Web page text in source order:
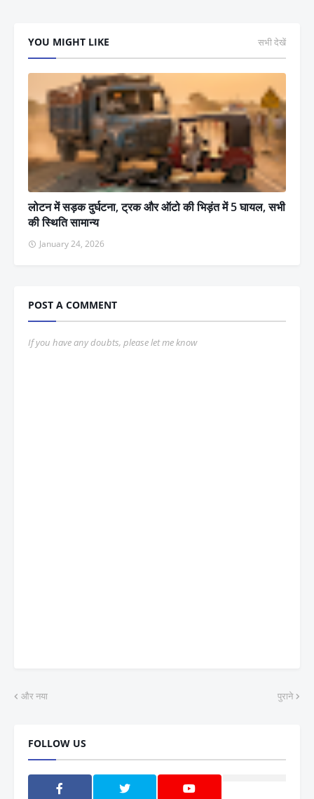
YOU MIGHT LIKE सभी देखें
लोटन में सड़क दुर्घटना, ट्रक और ऑटो की भिड़ंत में 5 घायल, सभी
की स्थिति सामान्य
January 24, 2026
POST A COMMENT
If you have any doubts, please let me know
और नया पुराने
FOLLOW US